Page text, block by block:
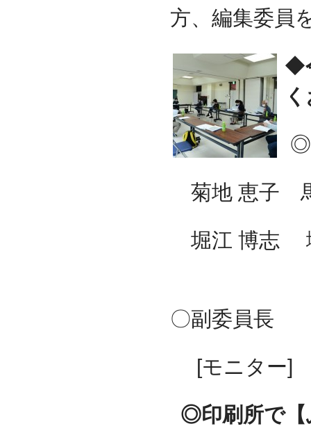
方、編集委員
◆
◎
菊地 恵子
堀江 博志
〇副委員長
[モニター
◎印刷所で【